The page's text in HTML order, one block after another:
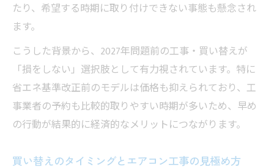
たり、希望する時期に取り付けできない事態も懸念され
ます。
こうした背景から、2027年問題前の工事・買い替えが
「損をしない」選択肢として有力視されています。特に
省エネ基準改正前のモデルは価格も抑えられており、工
事業者の予約も比較的取りやすい時期が多いため、早め
の行動が結果的に経済的なメリットにつながります。
買い替えのタイミングとエアコン工事の見極め方